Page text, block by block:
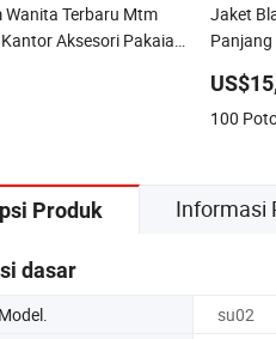
Terbaru Mtm
Aksesori Pakaian
Jaket
Kancing
100
Produk Informasi
dasar
su02